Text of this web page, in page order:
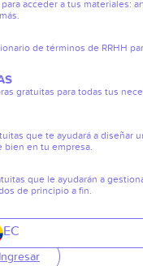
acceder a tus materiales:
de términos de RRHH
gratuitas para todas tus
que te ayudará a diseñar
bien en tu empresa.
que le ayudarán a
de principio a fin.
EC
Ingresar